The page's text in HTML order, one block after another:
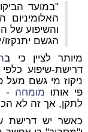
"במועד
האלומיניום
והשיפוע של
הגשם
מיותר לציין כי ב
דרישת-שיפוע
ניקוז מי גשם מעל
פי אותו מומחה -
לתקן, אך זה לא
כאשר יש דרישת